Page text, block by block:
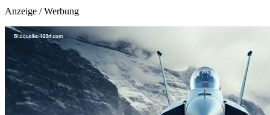
Anzeige / Werbung